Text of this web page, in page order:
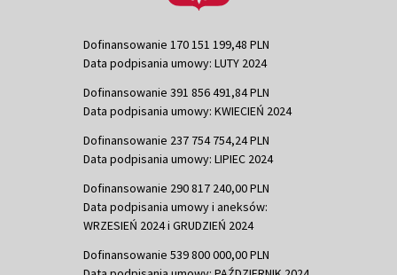
Dofinansowanie 170 151 199,48 PLN
Data podpisania umowy: LUTY 2024
Dofinansowanie 391 856 491,84 PLN
Data podpisania umowy: KWIECIEŃ 2024
Dofinansowanie 237 754 754,24 PLN
Data podpisania umowy: LIPIEC 2024
Dofinansowanie 290 817 240,00 PLN
Data podpisania umowy i aneksów:
WRZESIEŃ 2024 i GRUDZIEŃ 2024
Dofinansowanie 539 800 000,00 PLN